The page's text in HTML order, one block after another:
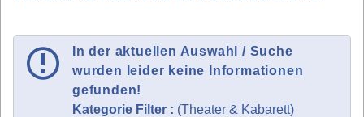
In der aktuellen Auswahl / Suche
wurden leider keine Informationen
gefunden!
Kategorie Filter : (Theater & Kabarett)